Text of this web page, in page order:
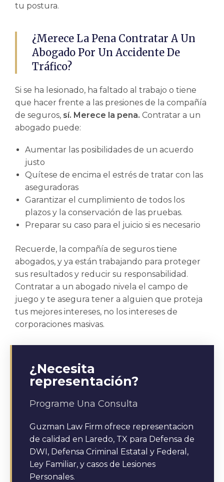
tu postura.
¿Merece La Pena Contratar A Un
Abogado Por Un Accidente De
Tráfico?
Si se ha lesionado, ha faltado al trabajo o tiene
que hacer frente a las presiones de la compañía
de seguros, sí. Merece la pena. Contratar a un
abogado puede:
Aumentar las posibilidades de un acuerdo
justo
Quítese de encima el estrés de tratar con las
aseguradoras
Garantizar el cumplimiento de todos los
plazos y la conservación de las pruebas.
Preparar su caso para el juicio si es necesario
Recuerde, la compañía de seguros tiene
abogados, y ya están trabajando para proteger
sus resultados y reducir su responsabilidad.
Contratar a un abogado nivela el campo de
juego y te asegura tener a alguien que proteja
tus mejores intereses, no los intereses de
corporaciones masivas.
¿Necesita
representación?
Programe Una Consulta
Guzman Law Firm ofrece representacion
de calidad en Laredo, TX para Defensa de
DWI, Defensa Criminal Estatal y Federal,
Ley Familiar, y casos de Lesiones
Personales.